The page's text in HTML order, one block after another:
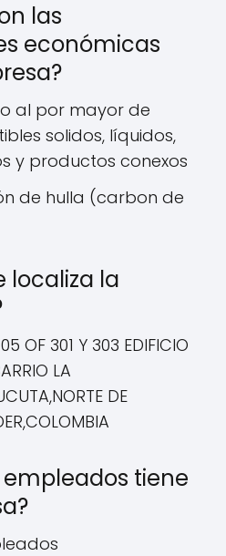
las
económicas
al por mayor de
solidos, líquidos,
y productos conexos
de hulla (carbon de
localiza la
OF 301 Y 303 EDIFICIO
LA
DE
tiene